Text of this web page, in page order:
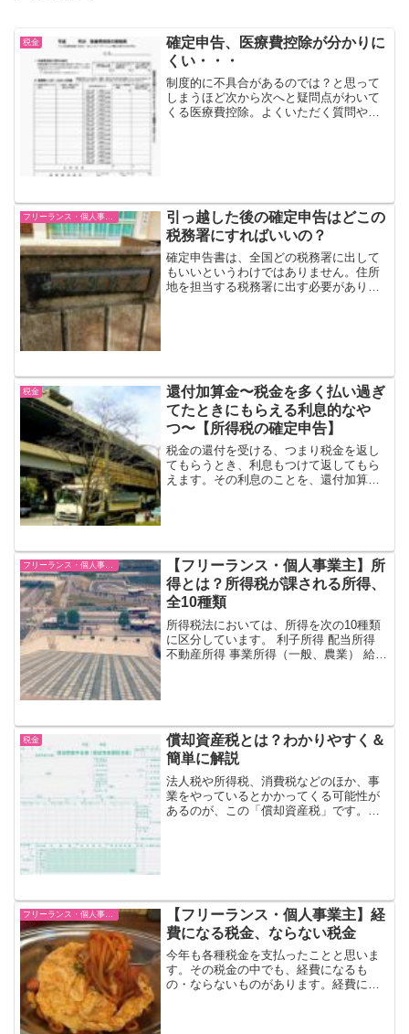
税金
確定申告、医療費控除が分かりに
くい・・・
制度的に不具合があるのでは？と思って
しまうほど次から次へと疑問点がわいて
くる医療費控除。よくいただく質問やち
引っ越した後の確定申告はどこの
税務署にすればいいの？
確定申告書は、全国どの税務署に出して
もいいというわけではありません。住所
地を担当する税務署に出す必要がありま
税金
還付加算金〜税金を多く払い過ぎ
てたときにもらえる利息的なや
つ〜【所得税の確定申告】
税金の還付を受ける、つまり税金を返し
てもらうとき、利息もつけて返してもら
えます。その利息のことを、還付加算金
フリーランス・個人事業主
【フリーランス・個人事業主】所
得とは？所得税が課される所得、
全10種類
所得税法においては、所得を次の10種類
に区分しています。 利子所得 配当所得
不動産所得 事業所得（一般、農業） 給与
税金
償却資産税とは？わかりやすく＆
簡単に解説
法人税や所得税、消費税などのほか、事
業をやっているとかかってくる可能性が
あるのが、この「償却資産税」です。償
フリーランス・個人事業主
【フリーランス・個人事業主】経
費になる税金、ならない税金
今年も各種税金を支払ったことと思いま
す。その税金の中でも、経費になるも
の・ならないものがあります。経費にな